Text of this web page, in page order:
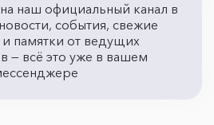
наш официальный канал в
события, свежие
памятки от ведущих
— всё это уже в вашем